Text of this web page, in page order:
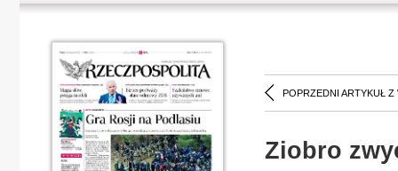
POPRZEDNI ARTYKUŁ Z
Ziobro